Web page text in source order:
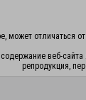
отличаться
веб-
репродукция,